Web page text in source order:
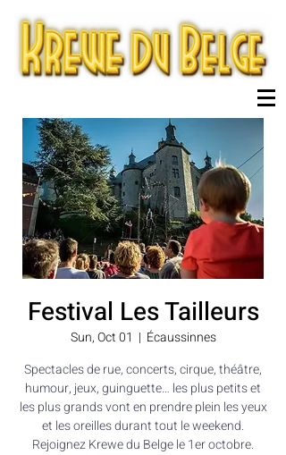
Festival Les Tailleurs
Sun, Oct 01
  |
Écaussinnes
Spectacles de rue, concerts, cirque, théâtre,
humour, jeux, guinguette… les plus petits et
les plus grands vont en prendre plein les yeux
et les oreilles durant tout le weekend.
Rejoignez Krewe du Belge le 1er octobre.